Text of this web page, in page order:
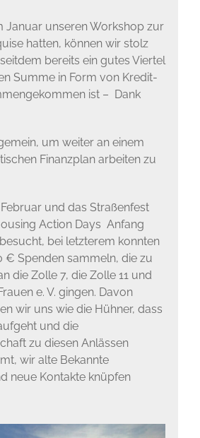
Januar unseren Workshop zur
hatten, können wir stolz
bereits ein gutes Viertel
Summe in Form von Kredit-
ist – Dank
um weiter an einem
Finanzplan arbeiten zu
und das Straßenfest
Action Days Anfang
bei letzterem konnten
€ Spenden sammeln, die zu
die Zolle 7, die Zolle 11 und
e. V. gingen. Davon
wir uns wie die Hühner, dass
und die
zu diesen Anlässen
wir alte Bekannte
neue Kontakte knüpfen